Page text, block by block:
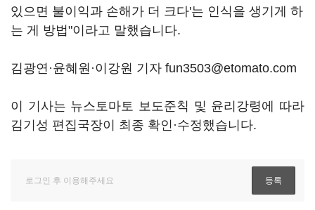
있으면 불이익과 손해가 더 크다'는 인식을 생기게 하
는 게 방법"이라고 말했습니다.
김광연·윤혜원·이강원 기자 fun3503@etomato.com
이 기사는 뉴스토마토 보도준칙 및 윤리강령에 따라
김기성 편집국장이 최종 확인·수정했습니다.